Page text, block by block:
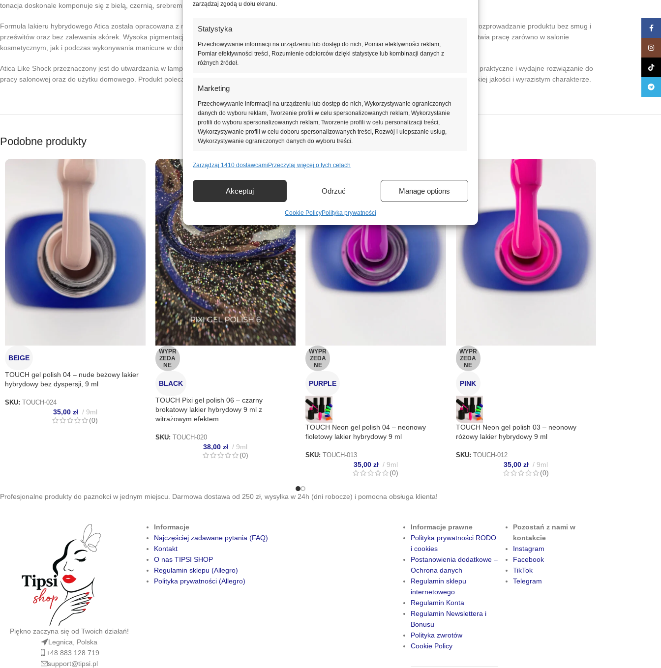
zarządzaj zgodą u dołu ekranu.
Statystyka
Przechowywanie informacji na urządzeniu lub dostęp do nich, Pomiar efektywności reklam,
Pomiar efektywności treści, Rozumienie odbiorców dzięki statystyce lub kombinacji danych z
różnych źródeł.
Marketing
Przechowywanie informacji na urządzeniu lub dostęp do nich, Wykorzystywanie ograniczonych
danych do wyboru reklam, Tworzenie profili w celu spersonalizowanych reklam, Wykorzystanie
profili do wyboru spersonalizowanych reklam, Tworzenie profili w celu personalizacji treści,
Wykorzystywanie profili w celu doboru spersonalizowanych treści, Rozwój i ulepszanie usług,
Wykorzystywanie ograniczonych danych do wyboru treści.
Funkcje
Dopasowanie i łączenie danych z innych źródeł, Łączenie różnych urządzeń,
Identyfikacja urządzeń na podstawie informacji przesyłanych automatycznie.
Zapewnienie bezpieczeństwa, zapobieganie oszustwom i
naprawianie błędów, Dostarczanie i prezentowanie reklam i treści,
Zapisanie decyzji dotyczących prywatności oraz informowanie o
nich.
Zarządzaj 1410 dostawcami Przeczytaj więcej o tych celach
Akceptuj Odrzuć Manage options
Cookie PolicyPolityka prywatności
tonacja doskonale komponuje się z bielą, czernią, srebrem oraz wykończeniem matowym lub klasycznym połyskiem.
Formuła lakieru hybrydowego Atica została opracowana z myślą o precyzyjnej i komfortowej aplikacji. Odpowiednia konsystencja umożliwia równomierne rozprowadzanie produktu bez smug i
prześwitów oraz bez zalewania skórek. Wysoka pigmentacja pozwala uzyskać pełne krycie już przy jednej lub dwóch cienkich warstwach, co znacząco ułatwia pracę zarówno w salonie
kosmetycznym, jak i podczas wykonywania manicure w domu.
Atica Like Shock przeznaczony jest do utwardzania w lampach LED i UV, zapewniając trwały manicure odporny na odpryski i ścieranie. Pojemność 8 ml to praktyczne i wydajne rozwiązanie do
pracy salonowej oraz do użytku domowego. Produkt polecany jest osobom poszukującym intensywnego, różowo-fuksjowego lakieru hybrydowego o wysokiej jakości i wyrazistym charakterze.
Podobne produkty
BEIGE
TOUCH gel polish 04 – nude beżowy lakier
hybrydowy bez dyspersji, 9 ml
SKU: TOUCH-024
35,00 zł
9ml
(0)
WYPR
ZEDA
NE
BLACK
TOUCH Pixi gel polish 06 – czarny
brokatowy lakier hybrydowy 9 ml z
witrażowym efektem
SKU: TOUCH-020
38,00zł
9ml
(0)
WYPR
ZEDA
NE
PURPLE
TOUCH Neon gel polish 04 – neonowy
fioletowy lakier hybrydowy 9 ml
SKU: TOUCH-013
35,00 zł
9ml
(0)
WYPR
ZEDA
NE
PINK
TOUCH Neon gel polish 03 – neonowy
różowy lakier hybrydowy 9 ml
SKU: TOUCH-012
35,00zł
9ml
(0)
Profesjonalne produkty do paznokci w jednym miejscu. Darmowa dostawa od 250 zł, wysyłka w 24h (dni robocze) i pomocna obsługa klienta!
Piękno zaczyna się od Twoich działań!
Legnica, Polska
+48 883 128 719
support@tipsi.pl
Informacje
Najczęściej zadawane pytania (FAQ)
Kontakt
O nas TIPSI SHOP
Regulamin sklepu (Allegro)
Polityka prywatności (Allegro)
Informacje prawne
Polityka prywatności RODO
i cookies
Postanowienia dodatkowe –
Ochrona danych
Regulamin sklepu
internetowego
Regulamin Konta
Regulamin Newslettera i
Bonusu
Polityka zwrotów
Cookie Policy
Pozostań z nami w
kontakcie
Instagram
Facebook
TikTok
Telegram